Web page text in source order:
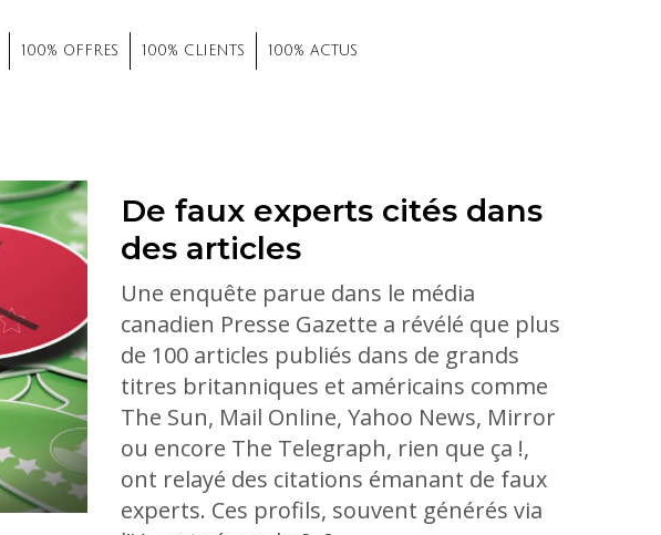
100% OFFRES 100% CLIENTS 100% ACTUS
De faux experts cités dans
des articles
Une enquête parue dans le média
canadien Presse Gazette a révélé que plus
de 100 articles publiés dans de grands
titres britanniques et américains comme
The Sun, Mail Online, Yahoo News, Mirror
ou encore The Telegraph, rien que ça !,
ont relayé des citations émanant de faux
experts. Ces profils, souvent générés via